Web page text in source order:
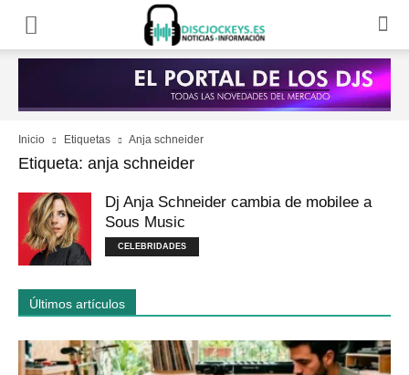
Inicio Etiquetas Anja schneider
Etiqueta: anja schneider
Dj Anja Schneider cambia de mobilee a
Sous Music
CELEBRIDADES
Últimos artículos